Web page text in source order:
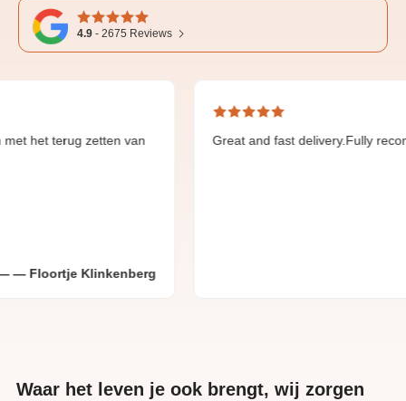
4.9 - 2675 Reviews
zetten van
Klinkenberg
Great and fast delivery.Fully recommend.
Waar het leven je ook brengt, wij zorgen